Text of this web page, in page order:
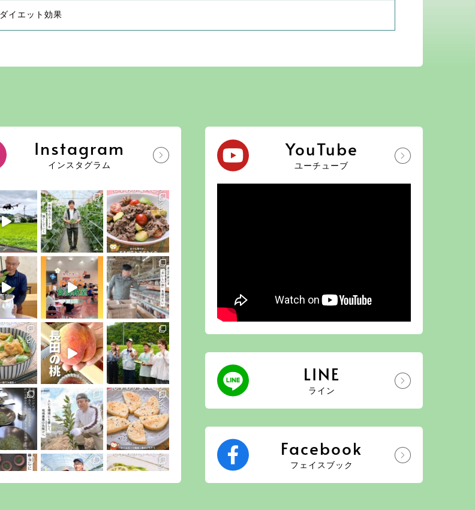
ダイエット効果
Instagram
インスタグラム
YouTube
ユーチューブ
LINE
ライン
Facebook
フェイスブック